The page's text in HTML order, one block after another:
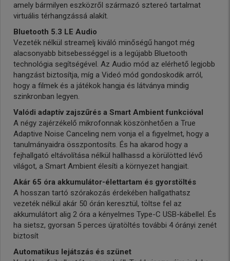
amely bármilyen eszközről származó sztereó tartalmat
virtuális térhangzássá alakít.
Bluetooth 5.3 LE Audio
Vezeték nélkül streamelj kiváló minőségű hangot még
alacsonyabb bitsebességgel is a legújabb Bluetooth
technológia segítségével. Az Audio mód az elérhető legjobb
hangzást biztosítja, míg a Videó mód gondoskodik arról,
hogy a filmek és a játékok hangja és látványa mindig
szinkronban legyen.
Valódi adaptív zajszűrés a Smart Ambient funkcióval
A négy zajérzékelő mikrofonnak köszönhetően a True
Adaptive Noise Canceling nem vonja el a figyelmet, hogy a
tanulmányaidra összpontosíts. És ha akarod hogy a
fejhallgató eltávolítása nélkül hallhassd a körülötted lévő
világot, a Smart Ambient élesíti a környezet hangjait.
Akár 65 óra akkumulátor-élettartam és gyorstöltés
A hosszan tartó szórakozás érdekében hallgathatsz
vezeték nélkül akár 50 órán keresztül, töltse fel az
akkumulátort alig 2 óra a kényelmes Type-C USB-kábellel. És
ha sietsz, gyorsan 5 perces újratöltés további 4 órányi zenét
biztosít
Automatikus lejátszás és szünet